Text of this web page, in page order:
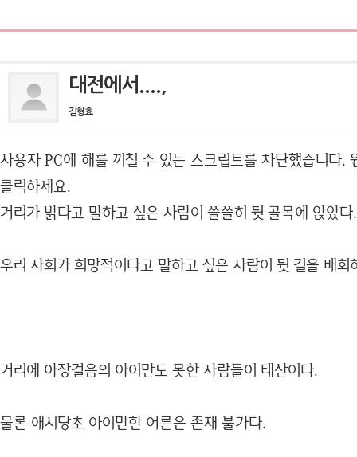
대전에서....,
김형효
사용자 PC에 해를 끼칠 수 있는 스크립트를 차단했습니다.
클릭하세요.
거리가 밝다고 말하고 싶은 사람이 쓸쓸히 뒷 골목에 앉았다.
우리 사회가 희망적이다고 말하고 싶은 사람이 뒷 길을 배회
거리에 아장걸음의 아이만도 못한 사람들이 태산이다.
물론 애시당초 아이만한 어른은 존재 불가다.